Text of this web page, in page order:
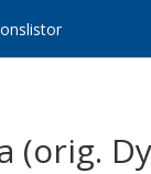
(orig.